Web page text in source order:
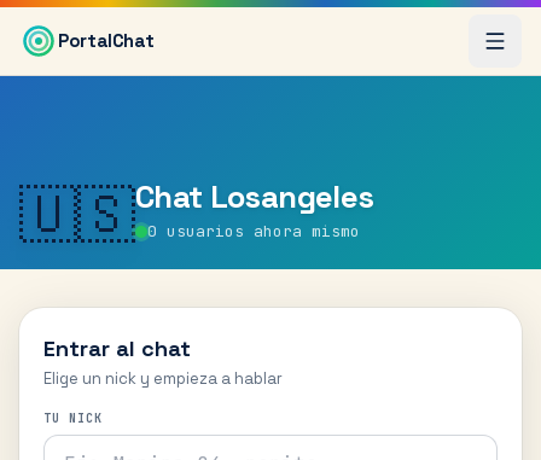
Saltar al contenido principal
PortalChat
🇺🇸Chat Losangeles
0 usuarios ahora mismo
Entrar al chat
Elige un nick y empieza a hablar
TU NICK